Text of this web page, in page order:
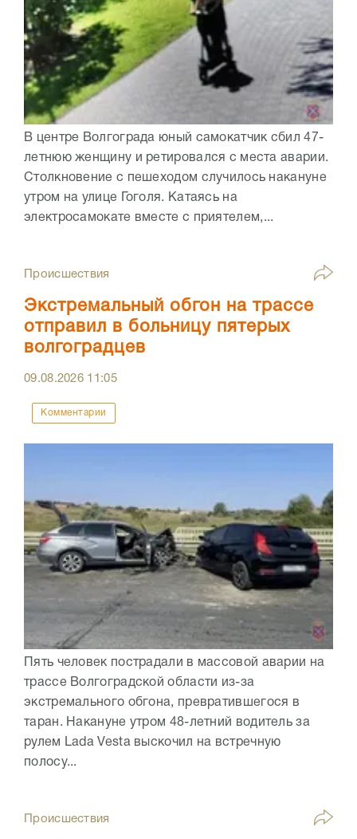
В центре Волгограда юный самокатчик сбил 47-
летнюю женщину и ретировался с места аварии.
Столкновение с пешеходом случилось накануне
утром на улице Гоголя. Катаясь на
электросамокате вместе с приятелем,...
Происшествия
Экстремальный обгон на трассе
отправил в больницу пятерых
волгоградцев
09.08.2026 11:05
Комментарии
Пять человек пострадали в массовой аварии на
трассе Волгоградской области из-за
экстремального обгона, превратившегося в
таран. Накануне утром 48-летний водитель за
рулем Lada Vesta выскочил на встречную
полосу...
Происшествия